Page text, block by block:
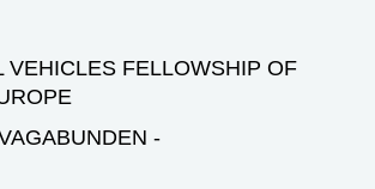
VEHICLES FELLOWSHIP OF
-